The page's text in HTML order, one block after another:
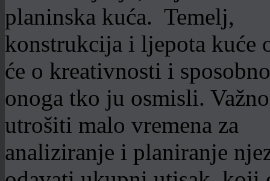
planinska kuća. Temelj,
konstrukcija i ljepota kuće
će o kreativnosti i
onoga tko ju osmisli.
utrošiti malo vremena za
analiziranje i planiranje